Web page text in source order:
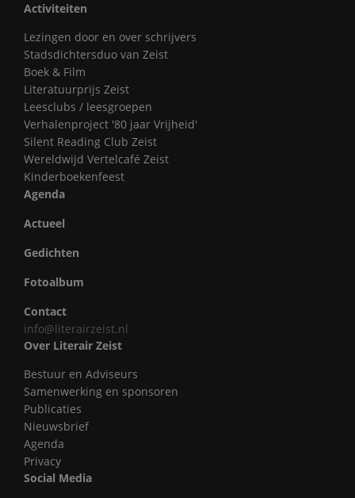
Activiteiten
Lezingen door en over schrijvers
Stadsdichtersduo van Zeist
Boek & Film
Literatuurprijs Zeist
Leesclubs / leesgroepen
Verhalenproject '80 jaar Vrijheid'
Silent Reading Club Zeist
Wereldwijd Vertelcafé Zeist
Kinderboekenfeest
Agenda
Actueel
Gedichten
Fotoalbum
Contact
info@literairzeist.nl
Over Literair Zeist
Bestuur en Adviseurs
Samenwerking en sponsoren
Publicaties
Nieuwsbrief
Agenda
Privacy
Social Media